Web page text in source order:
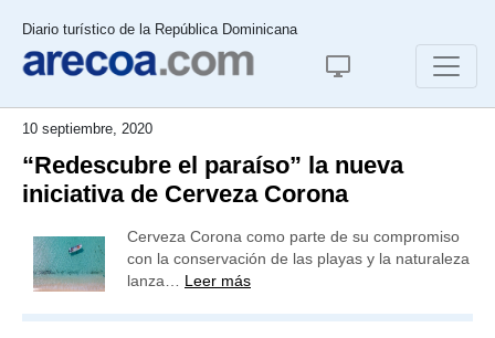
Diario turístico de la República Dominicana
10 septiembre, 2020
“Redescubre el paraíso” la nueva
iniciativa de Cerveza Corona
Cerveza Corona como parte de su compromiso
con la conservación de las playas y la naturaleza
lanza… Leer más